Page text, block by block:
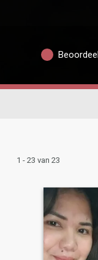
1 - 23 van 23